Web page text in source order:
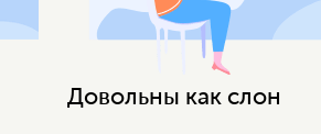
Довольны как слон